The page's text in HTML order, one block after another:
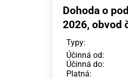
Dohoda o
2026, obvod
Typy:
Účinná od:
Účinná do:
Platná: